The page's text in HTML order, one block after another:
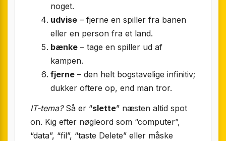
noget.
udvise – fjerne en spiller fra banen
eller en person fra et land.
bænke – tage en spiller ud af
kampen.
fjerne – den helt bogstavelige infinitiv;
dukker oftere op, end man tror.
IT-tema?Så er “slette” næsten altid spot
on. Kig efter nøgleord som “computer”,
“data”, “fil”, “taste Delete” eller måske